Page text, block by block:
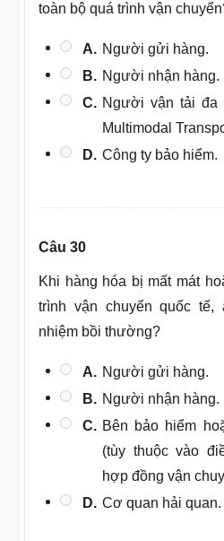
toàn bộ quá trình vận
A. Người gửi hàng.
B. Người nhận hàng.
C. Người vận tải đa
Multimodal
D. Công ty bảo hiểm.
Câu 30
Khi hàng hóa bị mất mát
trình vận chuyển quốc
nhiệm bồi thường?
A. Người gửi hàng.
B. Người nhận hàng.
C. Bên bảo hiểm
(tùy thuộc vào
hợp đồng vận
D. Cơ quan hải quan.